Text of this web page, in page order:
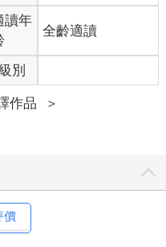
把我培養得和Pam 姊一樣優
而且還不把腦袋生給我。
嗎？」她看我眼神在鏡子和
唇、眼睛、眉毛、下巴線條
決定坦承內心的想法。
聲，那笑聲就如同潺潺流水
」
愣，接著笑了出來。
讀年
全齡適讀
別
作品
＞
價